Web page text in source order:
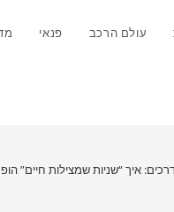
עולם הרכב פנאי
איך “שניות שמצילות חיים”